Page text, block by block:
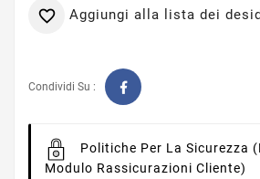
 Aggiungi alla lista dei
Condividi Su :
Politiche Per La Sicurezza
Modulo Rassicurazioni Cliente)